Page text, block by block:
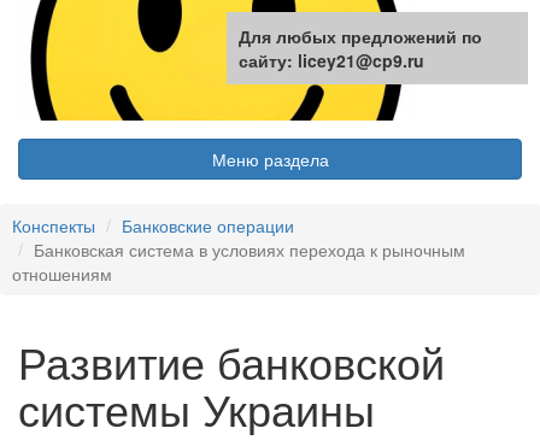
Меню раздела
Конспекты
Банковские операции
Банковская система в условиях перехода к рыночным
отношениям
Развитие банковской
системы Украины
Для любых предложений по
сайту: licey21@cp9.ru